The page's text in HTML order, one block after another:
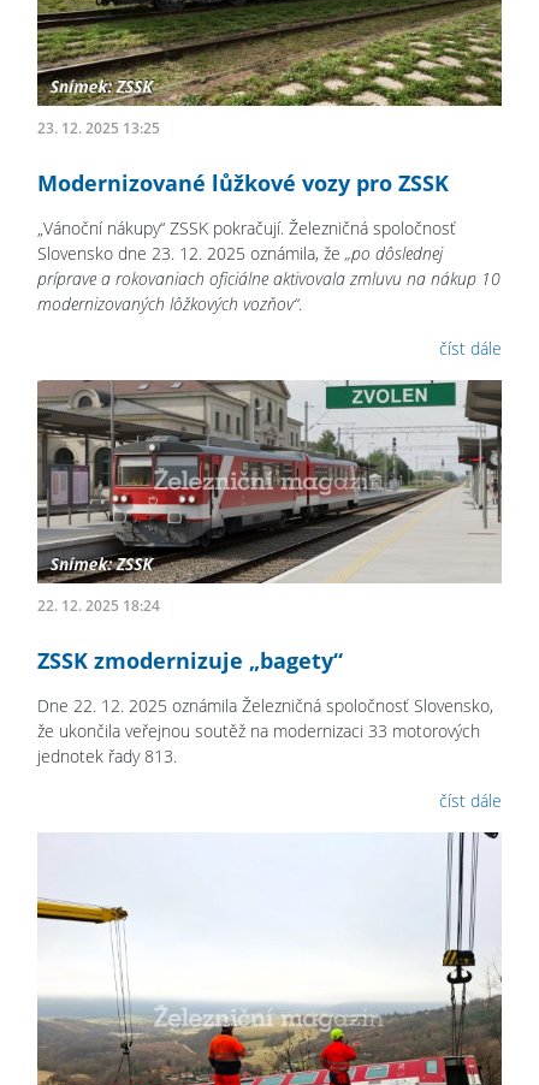
23. 12. 2025 13:25
Modernizované lůžkové vozy pro ZSSK
„Vánoční nákupy“ ZSSK pokračují. Železničná spoločnosť
Slovensko dne 23. 12. 2025 oznámila, že „po dôslednej
príprave a rokovaniach oficiálne aktivovala zmluvu na nákup 10
modernizovaných lôžkových vozňov“.
číst dále
22. 12. 2025 18:24
ZSSK zmodernizuje „bagety“
Dne 22. 12. 2025 oznámila Železničná spoločnosť Slovensko,
že ukončila veřejnou soutěž na modernizaci 33 motorových
jednotek řady 813.
číst dále